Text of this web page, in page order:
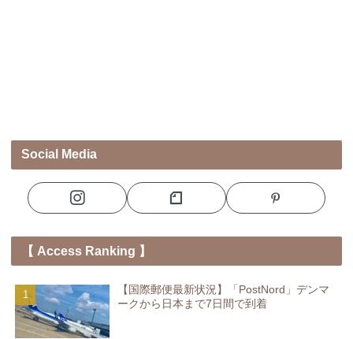
Social Media
【 Access Ranking 】
【国際郵便最新状況】「PostNord」デンマ
ークから日本まで7日間で到着